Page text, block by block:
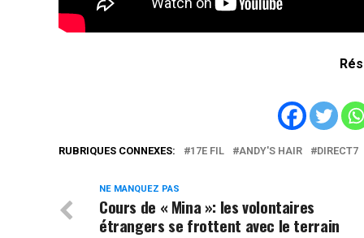
RUBRIQUES CONNEXES: 17E FIL ANDY'S HAIR DIRECT7
NE MANQUEZ PAS
Cours de « Mina »: les volontaires
étrangers se frottent avec le terrain